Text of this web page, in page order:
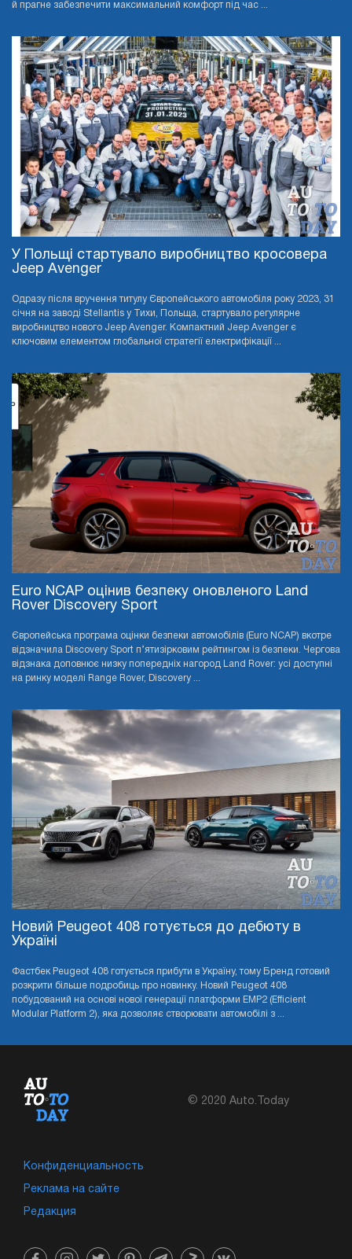
й прагне забезпечити максимальний комфорт під час ...
У Польщі стартувало виробництво кросовера
Jeep Avenger
Одразу після вручення титулу Європейського автомобіля року 2023, 31
січня на заводі Stellantis у Тихи, Польща, стартувало регулярне
виробництво нового Jeep Avenger. Компактний Jeep Avenger є
ключовим елементом глобальної стратегії електрифікації ...
Euro NCAP оцінив безпеку оновленого Land
Rover Discovery Sport
Європейська програма оцінки безпеки автомобілів (Euro NCAP) вкотре
відзначила Discovery Sport п’ятизірковим рейтингом із безпеки. Чергова
відзнака доповнює низку попередніх нагород Land Rover: усі доступні
на ринку моделі Range Rover, Discovery ...
Новий Peugeot 408 готується до дебюту в
Україні
Фастбек Peugeot 408 готується прибути в Україну, тому Бренд готовий
розкрити більше подробиць про новинку. Новий Peugeot 408
побудований на основі нової генерації платформи EMP2 (Efficient
Modular Platform 2), яка дозволяє створювати автомобілі з ...
© 2020 Auto.Today
Конфиденциальность
Реклама на сайте
Редакция